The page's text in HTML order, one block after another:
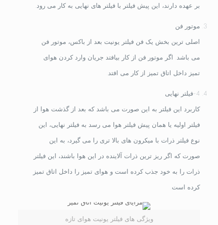
بر عهده دارند، این پیش فیلتر با فیلتر های نهایی به کار می رود.
موتور فن
اصلی ترین بخش یک فن فیلتر یونیت بعد از باکس، موتور فن
می باشد. اگر موتور فن از کار بیافتد جریان وارد کردن هوای
تمیز داخل اتاق تمیز از کار می افتد.
4-فیلتر نهایی
کاربرد این فیلتر به این صورت می باشد که بعد از گذشت هوا از
فیلتر اولیه یا همان پیش فیلتر هوا می رسد به فیلتر نهایی، این
نوع فیلتر ذرات با میکرون های بالا تری را می گیرد، به این
صورت که اگر ریز ترین ذرات آلاینده در این هوا باشند، این فیلتر
ذرات را به خود جذب کرده است و هوای تمیز را داخل اتاق تمیز
کرده است.
ویژگی های فیلتر یونیت هوای تازه